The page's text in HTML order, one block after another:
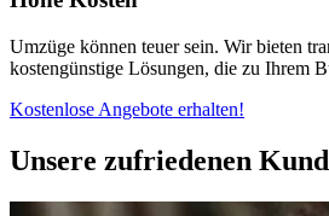
Umzüge können teuer sein. Wir bieten
kostengünstige Lösungen, die zu Ihrem
Kostenlose Angebote erhalten!
Unsere zufriedenen